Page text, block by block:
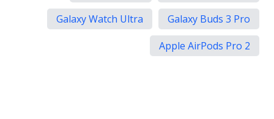
Galaxy Buds 3 Pro
Galaxy Watch Ultra
Apple AirPods Pro 2